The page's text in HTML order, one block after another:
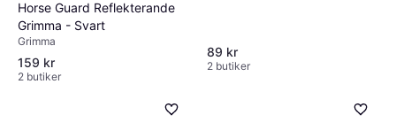
Horse Guard Reflekterande
Grimma - Svart
Grimma
159 kr
2 butiker
89 kr
2 butiker